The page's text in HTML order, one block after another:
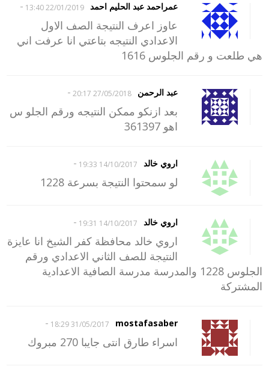
عمراحمد عبد الحليم احمد 22/01/2019 13:40
-
عاوز اعرف النتيجة الصف الاول
الاعدادي النتيجه بتاعتي انا عرفت اني
هي طلعت و رقم الجلوس 1616
عبد الرحمن 27/05/2018 20:17
-
بعد ازنكو ممكن النتيجه ورقم الجلو س
اهو 361397
اروي خالد 14/10/2017 19:33
-
لو سمحتوا النتيجة بسرعة 1228
اروي خالد 14/10/2017 19:31
-
اروي خالد محافظة كفر الشيخ انا عايزة
النتيجة للصف الثاني الاعدادي ورقم
الجلوس 1228 والمدرسة مدرسة الصافية الاعدادية
المشتركة
mostafasaber
31/05/2017 18:29
-
اسراء طارق انتى جايبا 270 مبروك